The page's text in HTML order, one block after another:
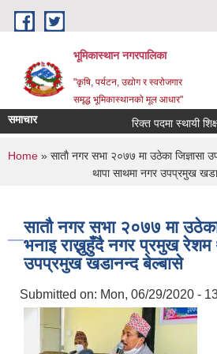
Skip to main content
भूमिकास्थान नगरपालिका
"कृषि, पर्यटन, उद्योग र स्वरोजगार
समृद्ध भूमिकास्थानको मूल आधार"
समाचार रिक्त पदमा स्थायी
You are here
Home » साताै‌ नगर सभा २०७७ मा उठेका जिज्ञासा
थापा साथमा नगर उपप्रमुख
साताै‌ नगर सभा २०७७ मा उठेका
भनाइ राख्नुहुँदै नगर प्रमुख रेशम
उपप्रमुख खडानन्द बेल्बासे
Submitted on: Mon, 06/29/2020 -